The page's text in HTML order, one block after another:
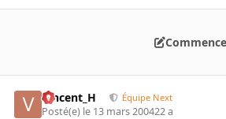
Vincent_H Équipe Next
Posté(e) le 13 mars 200422 a